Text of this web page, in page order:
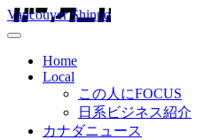
Vancouver Shinpo
Home
Local
この人にFOCUS
日系ビジネス紹介
カナダニュース